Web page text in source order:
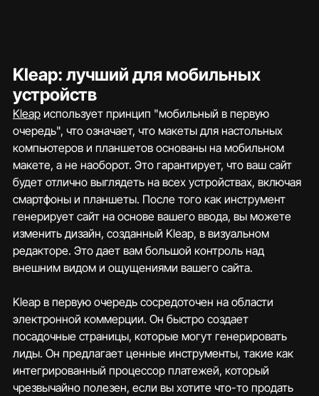
Kleap: лучший для мобильных
устройств
Kleap использует принцип "мобильный в первую
очередь", что означает, что макеты для настольных
компьютеров и планшетов основаны на мобильном
макете, а не наоборот. Это гарантирует, что ваш сайт
будет отлично выглядеть на всех устройствах, включая
смартфоны и планшеты. После того как инструмент
генерирует сайт на основе вашего ввода, вы можете
изменить дизайн, созданный Kleap, в визуальном
редакторе. Это дает вам большой контроль над
внешним видом и ощущениями вашего сайта.
Kleap в первую очередь сосредоточен на области
электронной коммерции. Он быстро создает
посадочные страницы, которые могут генерировать
лиды. Он предлагает ценные инструменты, такие как
интегрированный процессор платежей, который
чрезвычайно полезен, если вы хотите что-то продать